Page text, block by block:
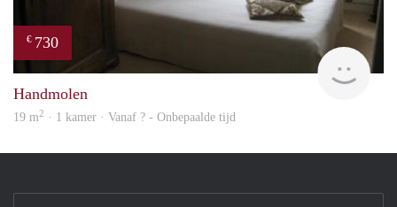
€ 730
Handmolen
19 m2 · 1 kamer · Vanaf ? - Onbepaalde tijd